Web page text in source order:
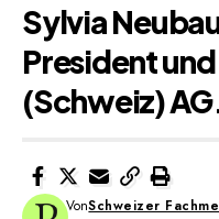
Sylvia
President
(Schweiz)
VonSchweizer